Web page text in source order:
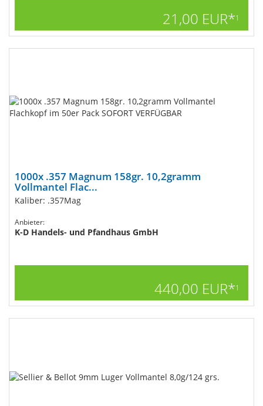
21,00 EUR*1
1000x .357 Magnum 158gr. 10,2gramm
Vollmantel Flac...
Kaliber: .357Mag
Anbieter:
K-D Handels- und Pfandhaus GmbH
440,00 EUR*1